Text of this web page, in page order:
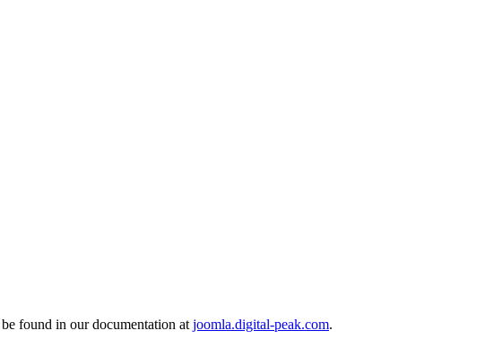
found in our documentation at joomla.digital-peak.com.